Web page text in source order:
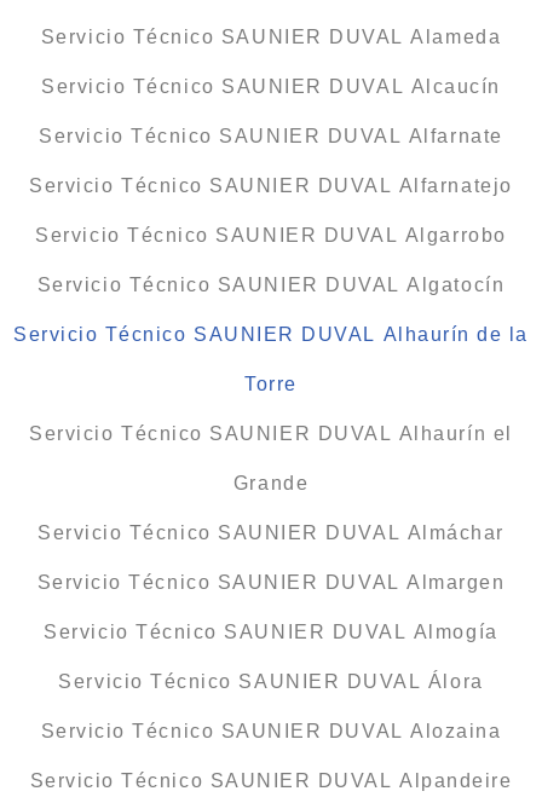
Servicio Técnico SAUNIER DUVAL Alameda
Servicio Técnico SAUNIER DUVAL Alcaucín
Servicio Técnico SAUNIER DUVAL Alfarnate
Servicio Técnico SAUNIER DUVAL Alfarnatejo
Servicio Técnico SAUNIER DUVAL Algarrobo
Servicio Técnico SAUNIER DUVAL Algatocín
Servicio Técnico SAUNIER DUVAL Alhaurín de la
Torre
Servicio Técnico SAUNIER DUVAL Alhaurín el
Grande
Servicio Técnico SAUNIER DUVAL Almáchar
Servicio Técnico SAUNIER DUVAL Almargen
Servicio Técnico SAUNIER DUVAL Almogía
Servicio Técnico SAUNIER DUVAL Álora
Servicio Técnico SAUNIER DUVAL Alozaina
Servicio Técnico SAUNIER DUVAL Alpandeire